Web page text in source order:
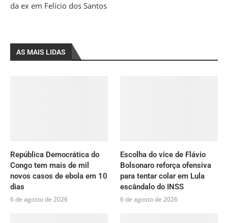
da ex em Felício dos Santos
AS MAIS LIDAS
República Democrática do
Congo tem mais de mil
novos casos de ebola em 10
dias
6 de agosto de 2026
Escolha do vice de Flávio
Bolsonaro reforça ofensiva
para tentar colar em Lula
escândalo do INSS
6 de agosto de 2026